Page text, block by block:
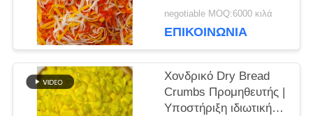
ΠΟΛΙΤΙΚΉ
ΜΥΣΤΙΚΌΤΗΤΑΣ
ψωμιού.
negotiable MOQ:6000 κιλά
ΕΠΙΚΟΙΝΩΝΊΑ
Χονδρικό Dry Bread
Crumbs Προμηθευτής |
Υποστήριξη ιδιωτικής